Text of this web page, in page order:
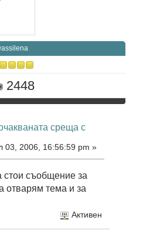
2448
среща с
03, 2006, 16:56:59 pm »
съобщение за
отварям тема и за
Активен